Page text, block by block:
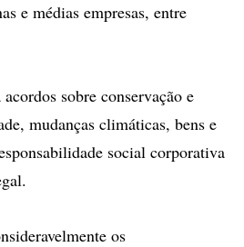
e médias empresas, entre
sobre conservação e
mudanças climáticas, bens e
social corporativa
os